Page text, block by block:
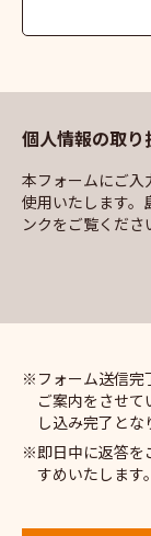
個人情報の取り
本フォームにご入
使用いたします。
ンクをご覧くださ
フォーム送信
ご案内をさせ
し込み完了とな
即日中に返答を
すめいたします。